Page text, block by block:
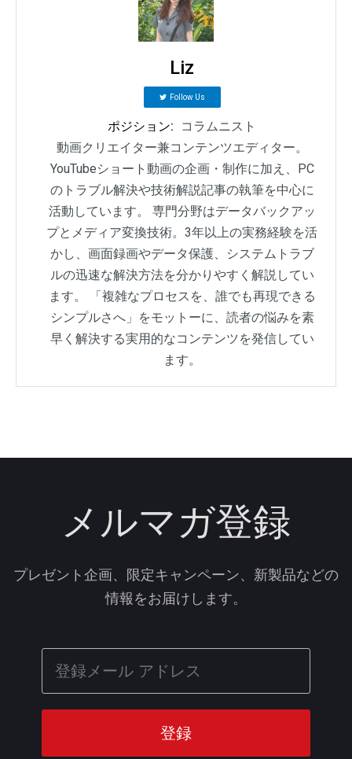
Liz
Follow Us
ポジション:
コラムニスト
動画クリエイター兼コンテンツエディター。
YouTubeショート動画の企画・制作に加え、PC
のトラブル解決や技術解説記事の執筆を中心に
活動しています。 専門分野はデータバックアッ
プとメディア変換技術。3年以上の実務経験を活
かし、画面録画やデータ保護、システムトラブ
ルの迅速な解決方法を分かりやすく解説してい
ます。 「複雑なプロセスを、誰でも再現できる
シンプルさへ」をモットーに、読者の悩みを素
早く解決する実用的なコンテンツを発信してい
ます。
メルマガ登録
プレゼント企画、限定キャンペーン、新製品などの
情報をお届けします。